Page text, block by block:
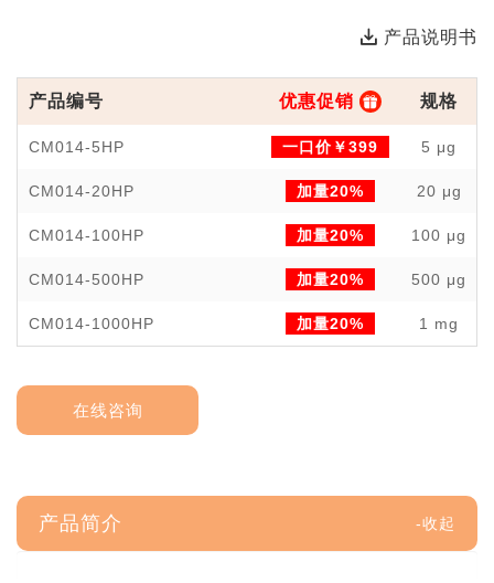
产品说明书
产品编号 优惠促销 规格
CM014-5HP 一口价￥399 5 μg
CM014-20HP 加量20% 20 μg
CM014-100HP 加量20% 100 μg
CM014-500HP 加量20% 500 μg
CM014-1000HP 加量20% 1 mg
在线咨询
产品简介